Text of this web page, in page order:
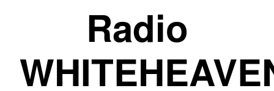
Radio